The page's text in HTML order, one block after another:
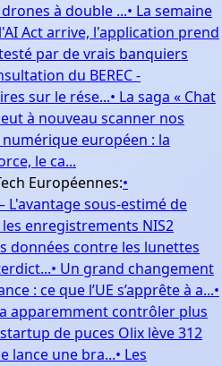
à double ...• La semaine
Act arrive, l'application prend
par de vrais banquiers
du BEREC -
sur le rése...• La saga « Chat
à nouveau scanner nos
européen : la
le ca...
Européennes:•
L'avantage sous-estimé de
enregistrements NIS2
données contre les lunettes
• Un grand changement
: ce que l’UE s’apprête à a...•
apparemment contrôler plus
de puces Olix lève 312
lance une bra...• Les